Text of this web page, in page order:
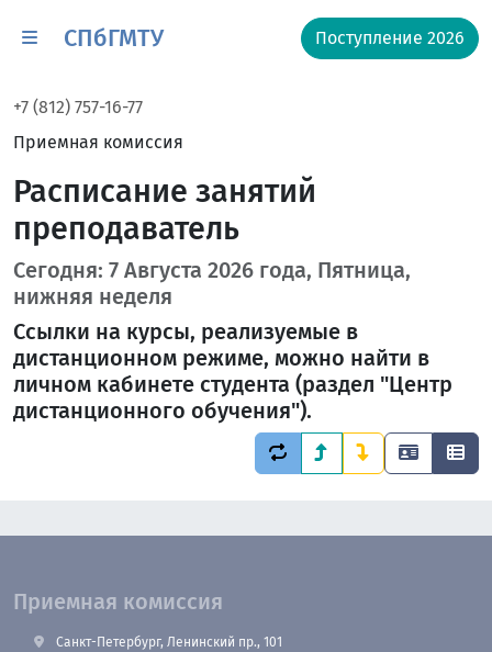
СПбГМТУ Поступление 2026
+7 (812) 757-16-77
Приемная комиссия
Расписание занятий
преподаватель
Сегодня: 7 Августа 2026 года, Пятница,
нижняя неделя
Ссылки на курсы, реализуемые в
дистанционном режиме, можно найти в
личном кабинете студента (раздел "Центр
дистанционного обучения").
Приемная комиссия
Санкт-Петербург, Ленинский пр., 101